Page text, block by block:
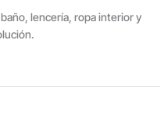
lencería, ropa interior y